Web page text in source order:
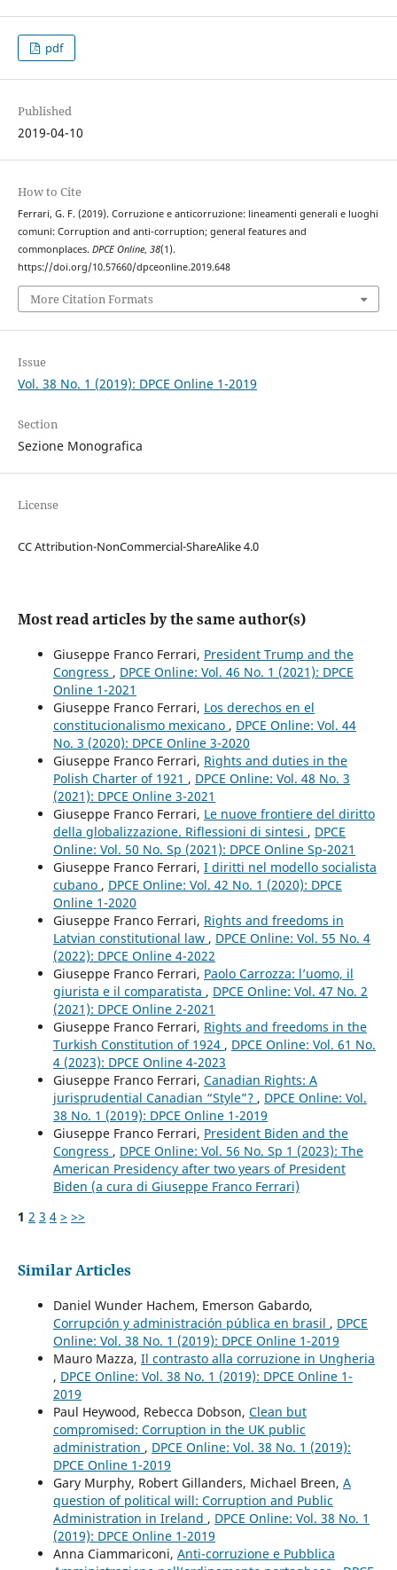
pdf
Published
2019-04-10
How to Cite
Ferrari, G. F. (2019). Corruzione e anticorruzione: lineamenti generali e luoghi
comuni: Corruption and anti-corruption; general features and
commonplaces. DPCE Online, 38(1).
https://doi.org/10.57660/dpceonline.2019.648
More Citation Formats
Issue
Vol. 38 No. 1 (2019): DPCE Online 1-2019
Section
Sezione Monografica
License
CC Attribution-NonCommercial-ShareAlike 4.0
Most read articles by the same author(s)
Giuseppe Franco Ferrari, President Trump and the
Congress , DPCE Online: Vol. 46 No. 1 (2021): DPCE
Online 1-2021
Giuseppe Franco Ferrari, Los derechos en el
constitucionalismo mexicano , DPCE Online: Vol. 44
No. 3 (2020): DPCE Online 3-2020
Giuseppe Franco Ferrari, Rights and duties in the
Polish Charter of 1921 , DPCE Online: Vol. 48 No. 3
(2021): DPCE Online 3-2021
Giuseppe Franco Ferrari, Le nuove frontiere del diritto
della globalizzazione. Riflessioni di sintesi , DPCE
Online: Vol. 50 No. Sp (2021): DPCE Online Sp-2021
Giuseppe Franco Ferrari, I diritti nel modello socialista
cubano , DPCE Online: Vol. 42 No. 1 (2020): DPCE
Online 1-2020
Giuseppe Franco Ferrari, Rights and freedoms in
Latvian constitutional law , DPCE Online: Vol. 55 No. 4
(2022): DPCE Online 4-2022
Giuseppe Franco Ferrari, Paolo Carrozza: l’uomo, il
giurista e il comparatista , DPCE Online: Vol. 47 No. 2
(2021): DPCE Online 2-2021
Giuseppe Franco Ferrari, Rights and freedoms in the
Turkish Constitution of 1924 , DPCE Online: Vol. 61 No.
4 (2023): DPCE Online 4-2023
Giuseppe Franco Ferrari, Canadian Rights: A
jurisprudential Canadian “Style”? , DPCE Online: Vol.
38 No. 1 (2019): DPCE Online 1-2019
Giuseppe Franco Ferrari, President Biden and the
Congress , DPCE Online: Vol. 56 No. Sp 1 (2023): The
American Presidency after two years of President
Biden (a cura di Giuseppe Franco Ferrari)
1 2 3 4 > >>
Similar Articles
Daniel Wunder Hachem, Emerson Gabardo,
Corrupción y administración pública en brasil , DPCE
Online: Vol. 38 No. 1 (2019): DPCE Online 1-2019
Mauro Mazza, Il contrasto alla corruzione in Ungheria
, DPCE Online: Vol. 38 No. 1 (2019): DPCE Online 1-
2019
Paul Heywood, Rebecca Dobson, Clean but
compromised: Corruption in the UK public
administration , DPCE Online: Vol. 38 No. 1 (2019):
DPCE Online 1-2019
Gary Murphy, Robert Gillanders, Michael Breen, A
question of political will: Corruption and Public
Administration in Ireland , DPCE Online: Vol. 38 No. 1
(2019): DPCE Online 1-2019
Anna Ciammariconi, Anti-corruzione e Pubblica